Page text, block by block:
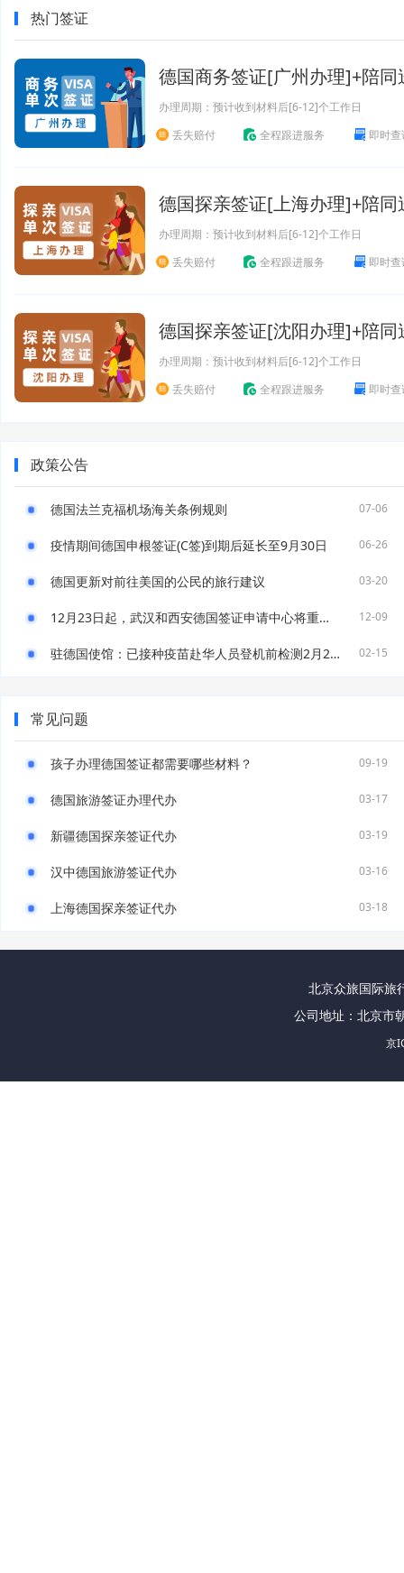
热门签证
德国商务签证[广州办理]+陪同
办理周期：预计收到材料后[6-12]个工作日
丢失赔付
全程跟进服务 即时查
德国探亲签证[上海办理]+陪同
办理周期：预计收到材料后[6-12]个工作日
丢失赔付
全程跟进服务 即时查
德国探亲签证[沈阳办理]+陪同
办理周期：预计收到材料后[6-12]个工作日
丢失赔付
全程跟进服务 即时查
政策公告
德国法兰克福机场海关条例规则 07-06
疫情期间德国申根签证(C签)到期后延长至9月30日 06-26
德国更新对前往美国的公民的旅行建议 03-20
12月23日起，武汉和西安德国签证申请中心将重新对外开放！ 12-09
驻德国使馆：已接种疫苗赴华人员登机前检测2月21日起需执行新规 02-15
常见问题
孩子办理德国签证都需要哪些材料？ 09-19
德国旅游签证办理代办 03-17
新疆德国探亲签证代办 03-19
汉中德国旅游签证代办 03-16
上海德国探亲签证代办 03-18
北京众旅国际旅
公司地址：北京市
京